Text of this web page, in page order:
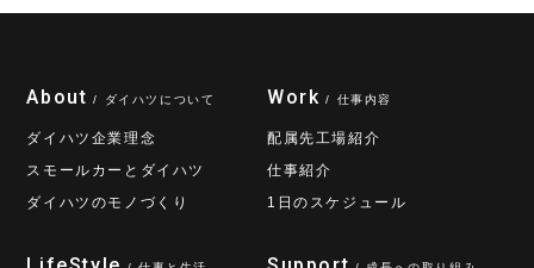
About / ダイハツについて
ダイハツ企業理念
スモールカーとダイハツ
ダイハツのモノづくり
Work / 仕事内容
配属先工場紹介
仕事紹介
1日のスケジュール